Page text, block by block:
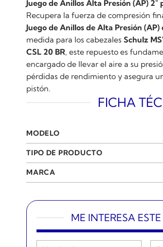
Juego de Anillos Alta Presión (AP)
Recupera la fuerza de compresión
Juego de Anillos de Alta Presión
medida para los cabezalesSchulz
CSL 20 BR, este repuesto es
encargado de llevar el aire a su
pérdidas de rendimiento y asegura
pistón.
FICHA
MODELO
TIPO DE PRODUCTO
MARCA
ME INTERESA